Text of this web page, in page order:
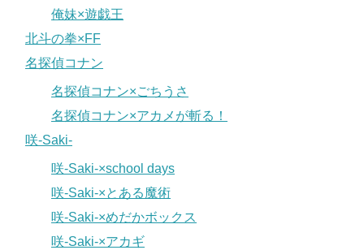
俺妹×遊戯王
北斗の拳×FF
名探偵コナン
名探偵コナン×ごちうさ
名探偵コナン×アカメが斬る！
咲-Saki-
咲-Saki-×school days
咲-Saki-×とある魔術
咲-Saki-×めだかボックス
咲-Saki-×アカギ